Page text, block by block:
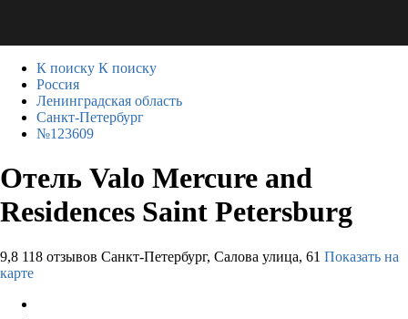
К поиску К поиску
Россия
Ленинградская область
Санкт-Петербург
№123609
Отель Valo Mercure and
Residences Saint Petersburg
9,8 118 отзывов Санкт-Петербург, Салова улица, 61 Показать на
карте